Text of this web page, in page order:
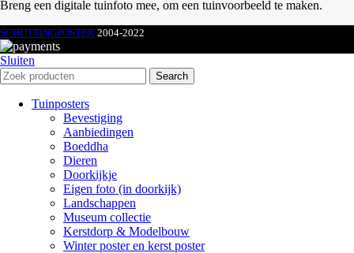
Breng een digitale tuinfoto mee, om een tuinvoorbeeld te maken.
SCHUTTINGPOSTER 2004-2022
Sluiten
Search
Tuinposters
Bevestiging
Aanbiedingen
Boeddha
Dieren
Doorkijkje
Eigen foto (in doorkijk)
Landschappen
Museum collectie
Kerstdorp & Modelbouw
Winter poster en kerst poster